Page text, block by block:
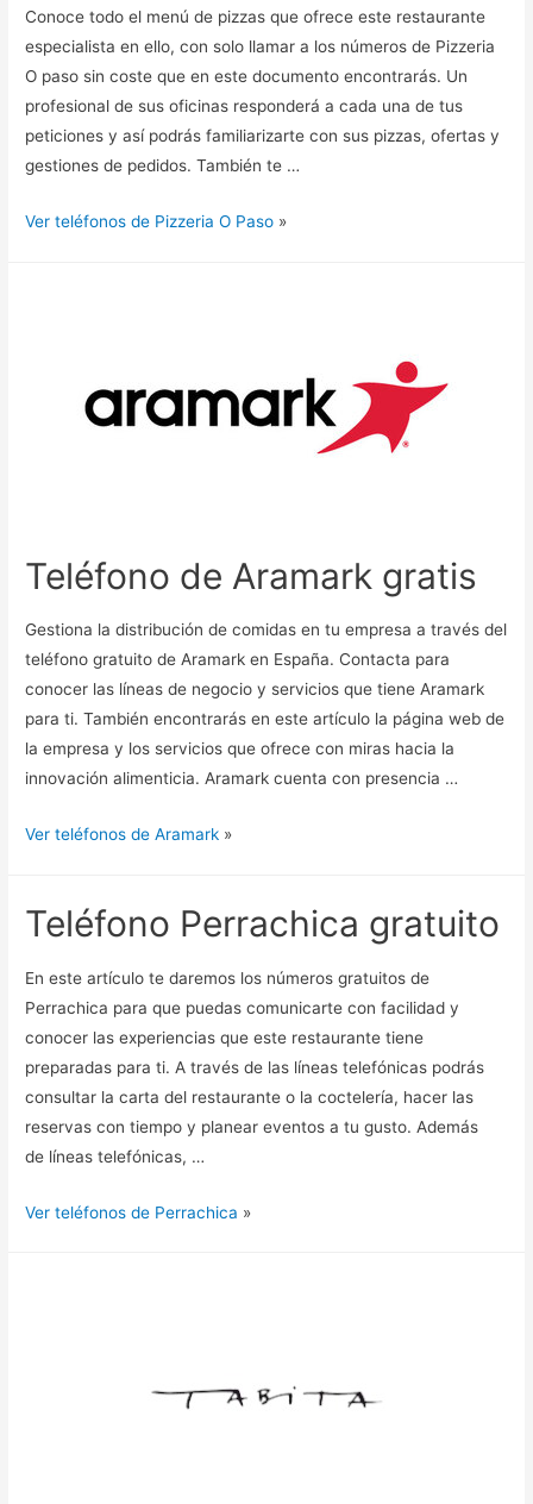
Conoce todo el menú de pizzas que ofrece este restaurante
especialista en ello, con solo llamar a los números de Pizzeria
O paso sin coste que en este documento encontrarás. Un
profesional de sus oficinas responderá a cada una de tus
peticiones y así podrás familiarizarte con sus pizzas, ofertas y
gestiones de pedidos. También te …
Ver teléfonos de Pizzeria O Paso »
Teléfono de Aramark gratis
Gestiona la distribución de comidas en tu empresa a través del
teléfono gratuito de Aramark en España. Contacta para
conocer las líneas de negocio y servicios que tiene Aramark
para ti. También encontrarás en este artículo la página web de
la empresa y los servicios que ofrece con miras hacia la
innovación alimenticia. Aramark cuenta con presencia …
Ver teléfonos de Aramark »
Teléfono Perrachica gratuito
En este artículo te daremos los números gratuitos de
Perrachica para que puedas comunicarte con facilidad y
conocer las experiencias que este restaurante tiene
preparadas para ti. A través de las líneas telefónicas podrás
consultar la carta del restaurante o la coctelería, hacer las
reservas con tiempo y planear eventos a tu gusto. Además
de líneas telefónicas, …
Ver teléfonos de Perrachica »